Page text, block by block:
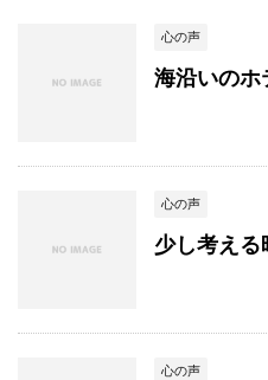
心の声
海沿いのホ
心の声
少し考える
心の声